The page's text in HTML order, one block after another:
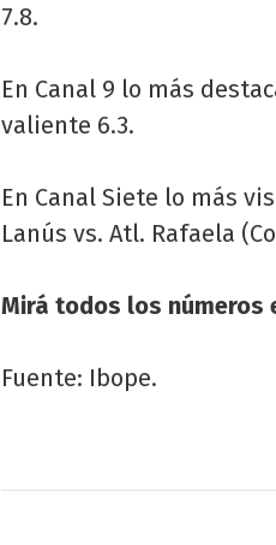
7.8.
En Canal 9 lo más
valiente 6.3.
En Canal Siete lo más
Lanús vs. Atl. Rafaela
Mirá todos los números
Fuente: Ibope.